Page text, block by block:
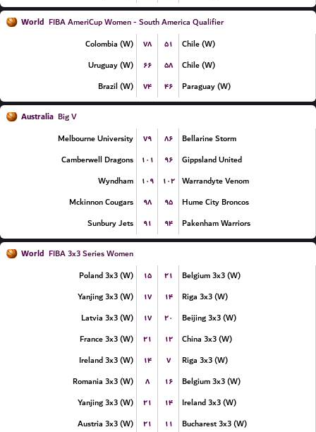
World FIBA AmeriCup Women - South America Qualifier
Colombia (W)
۷۸ ۵۱
Chile (W)
Uruguay (W)
۶۶ ۵۸
Chile (W)
Brazil (W)
۷۴ ۴۶ Paraguay (W)
Australia Big V
Melbourne University
۷۹ ۸۶
Bellarine Storm
Camberwell Dragons
۱۰۱ ۹۶
Gippsland United
Wyndham
۱۰۹ ۱۰۲ Warrandyte Venom
Mckinnon Cougars
۹۸ ۹۵
Hume City Broncos
Sunbury Jets
۹۱ ۹۴ Pakenham Warriors
World FIBA 3x3 Series Women
Poland 3x3 (W)
۱۵ ۲۱
Belgium 3x3 (W)
Yanjing 3x3 (W)
۱۷ ۱۴
Riga 3x3 (W)
Latvia 3x3 (W)
۱۷ ۲۰
Beijing 3x3 (W)
France 3x3 (W)
۲۱ ۱۲
China 3x3 (W)
Ireland 3x3 (W)
۱۴ ۷
Riga 3x3 (W)
Romania 3x3 (W)
۸ ۱۶
Belgium 3x3 (W)
Yanjing 3x3 (W)
۲۱ ۱۴
Ireland 3x3 (W)
Austria 3x3 (W)
۲۱ ۱۱
Bucharest 3x3 (W)